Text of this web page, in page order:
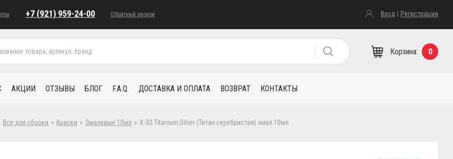
+7 (921) 959-24-00 Обратный звонок Вход Регистрация
0
Корзина:
АКЦИИ ОТЗЫВЫ БЛОГ F.A.Q. ДОСТАВКА И ОПЛАТА ВОЗВРАТ КОНТАКТЫ
Все для сборки » Краски » Эмалевые 10мл » Х-32 Titanium Silver (Титан серебристая) эмал.10мл.